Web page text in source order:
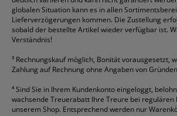
globalen Situation kann es in allen
Lieferverzögerungen kommen. Die Zustellung
sobald der bestellte Artikel wieder verfügbar ist.
Verständnis!
³ Rechnungskauf möglich, Bonität vorausgesetzt,
Zahlung auf Rechnung ohne Angaben von
⁴Sind Sie in Ihrem Kundenkonto eingeloggt,
wachsende Treuerabatt Ihre Treure bei regulären
unserem Shop. Entsprechend werden nur